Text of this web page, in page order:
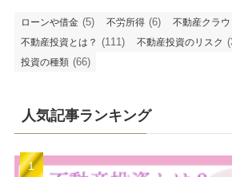
ローンや借金 (5) 不労所得 (6) 不動産クラ
不動産投資とは？ (111) 不動産投資のリスク
投資の種類 (66)
人気記事ランキング